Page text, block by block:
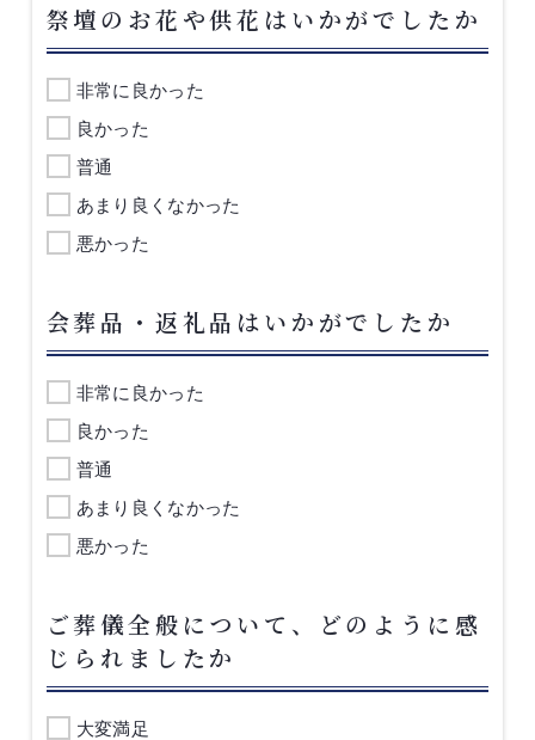
祭壇のお花や供花はいかがでしたか
非常に良かった
良かった
普通
あまり良くなかった
悪かった
会葬品・返礼品はいかがでしたか
非常に良かった
良かった
普通
あまり良くなかった
悪かった
ご葬儀全般について、どのように感
じられましたか
大変満足